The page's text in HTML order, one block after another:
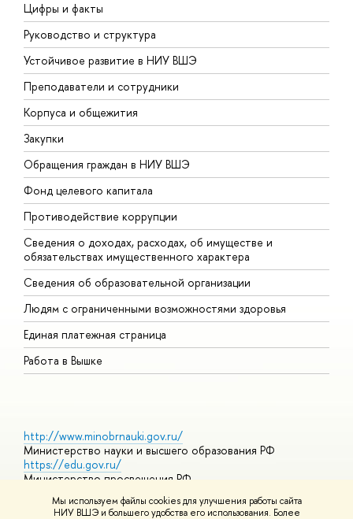
Мы используем файлы cookies для улучшения работы сайта
НИУ ВШЭ и большего удобства его использования. Более
Цифры и факты
Руководство и структура
Устойчивое развитие в НИУ ВШЭ
Преподаватели и сотрудники
Корпуса и общежития
Закупки
Обращения граждан в НИУ ВШЭ
Фонд целевого капитала
Противодействие коррупции
Сведения о доходах, расходах, об имуществе и
обязательствах имущественного характера
Сведения об образовательной организации
Людям с ограниченными возможностями здоровья
Единая платежная страница
Работа в Вышке
http://www.minobrnauki.gov.ru/
Министерство науки и высшего образования РФ
https://edu.gov.ru/
Министерство просвещения РФ
https://elearning.hse.ru/mooc
Массовые открытые онлайн-курсы